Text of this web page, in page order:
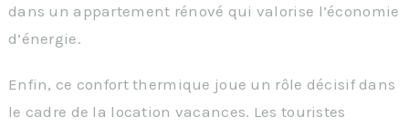
dans un appartement rénové qui valorise l’économie
d’énergie.
Enfin, ce confort thermique joue un rôle décisif dans
le cadre de la location vacances. Les touristes